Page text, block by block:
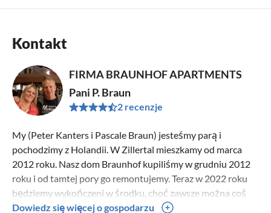
Kontakt
FIRMA BRAUNHOF APARTMENTS
Pani P. Braun
2 recenzje
My (Peter Kanters i Pascale Braun) jesteśmy parą i
pochodzimy z Holandii. W Zillertal mieszkamy od marca
2012 roku. Nasz dom Braunhof kupiliśmy w grudniu 2012
roku i od tamtej pory go remontujemy. Teraz w 2022 roku
będziemy wykończeni w środku, choć zawsze można coś
poprawić. Od przyszłego roku zajmiemy się zewnętrzną
Dowiedz się więcej o gospodarzu